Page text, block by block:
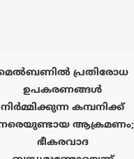
പ്രതിരോധ
ഉപകരണങ്ങൾ
നിർമ്മിക്കുന്ന കമ്പനിക്ക്
ആക്രമണം;
ഭീകരവാദ